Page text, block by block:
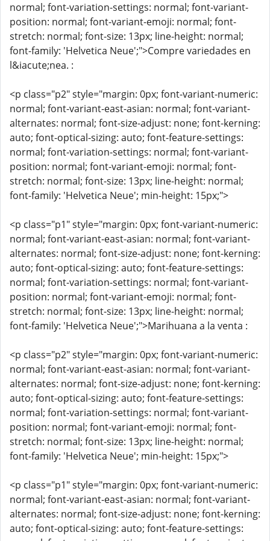
normal; font-variation-settings: normal; font-variant-
position: normal; font-variant-emoji: normal; font-
stretch: normal; font-size: 13px; line-height: normal;
font-family: 'Helvetica Neue';">Compre variedades en
l&iacute;nea. :
<p class="p2" style="margin: 0px; font-variant-numeric:
normal; font-variant-east-asian: normal; font-variant-
alternates: normal; font-size-adjust: none; font-kerning:
auto; font-optical-sizing: auto; font-feature-settings:
normal; font-variation-settings: normal; font-variant-
position: normal; font-variant-emoji: normal; font-
stretch: normal; font-size: 13px; line-height: normal;
font-family: 'Helvetica Neue'; min-height: 15px;">
<p class="p1" style="margin: 0px; font-variant-numeric:
normal; font-variant-east-asian: normal; font-variant-
alternates: normal; font-size-adjust: none; font-kerning:
auto; font-optical-sizing: auto; font-feature-settings:
normal; font-variation-settings: normal; font-variant-
position: normal; font-variant-emoji: normal; font-
stretch: normal; font-size: 13px; line-height: normal;
font-family: 'Helvetica Neue';">Marihuana a la venta :
<p class="p2" style="margin: 0px; font-variant-numeric:
normal; font-variant-east-asian: normal; font-variant-
alternates: normal; font-size-adjust: none; font-kerning:
auto; font-optical-sizing: auto; font-feature-settings:
normal; font-variation-settings: normal; font-variant-
position: normal; font-variant-emoji: normal; font-
stretch: normal; font-size: 13px; line-height: normal;
font-family: 'Helvetica Neue'; min-height: 15px;">
<p class="p1" style="margin: 0px; font-variant-numeric:
normal; font-variant-east-asian: normal; font-variant-
alternates: normal; font-size-adjust: none; font-kerning:
auto; font-optical-sizing: auto; font-feature-settings: